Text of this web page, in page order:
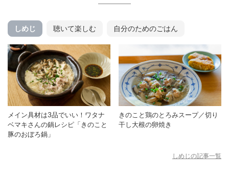
しめじ 聴いて楽しむ 自分のためのごはん
メイン具材は3品でいい！ワタナ
ベマキさんの鍋レシピ「きのこと
豚のおぼろ鍋」
きのこと鶏のとろみスープ／切り
干し大根の卵焼き
しめじの記事一覧